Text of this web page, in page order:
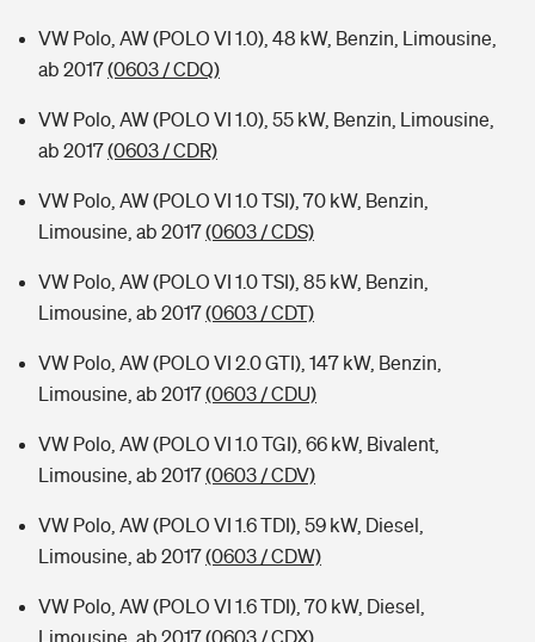
VW Polo, AW (POLO VI 1.0), 48 kW, Benzin, Limousine,
ab 2017(0603 / CDQ)
VW Polo, AW (POLO VI 1.0), 55 kW, Benzin, Limousine,
ab 2017(0603 / CDR)
VW Polo, AW (POLO VI 1.0 TSI), 70 kW, Benzin,
Limousine, ab 2017(0603 / CDS)
VW Polo, AW (POLO VI 1.0 TSI), 85 kW, Benzin,
Limousine, ab 2017(0603 / CDT)
VW Polo, AW (POLO VI 2.0 GTI), 147 kW, Benzin,
Limousine, ab 2017(0603 / CDU)
VW Polo, AW (POLO VI 1.0 TGI), 66 kW, Bivalent,
Limousine, ab 2017(0603 / CDV)
VW Polo, AW (POLO VI 1.6 TDI), 59 kW, Diesel,
Limousine, ab 2017(0603 / CDW)
VW Polo, AW (POLO VI 1.6 TDI), 70 kW, Diesel,
Limousine, ab 2017(0603 / CDX)